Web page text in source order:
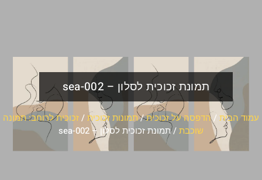
תמונת זכוכית לסלון – sea-002
עמוד הבית /הדפסה על זכוכית/תמונות זכוכית/זכוכית לרוחב: תמונה
שוכבת/ תמונת זכוכית לסלון – sea-002